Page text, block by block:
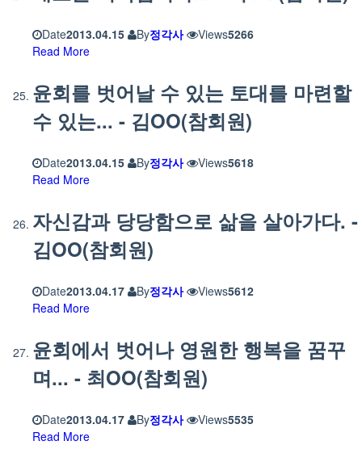
Date2013.04.15 By정각사 Views5266
Read More
윤회를 벗어날 수 있는 토대를 마련할
수 있는... - 김OO(참회원)
Date2013.04.15 By정각사 Views5618
Read More
자신감과 당당함으로 삶을 살아가다. -
김OO(참회원)
Date2013.04.17 By정각사 Views5612
Read More
윤회에서 벗어나 영원한 행복을 꿈꾸
며... - 최OO(참회원)
Date2013.04.17 By정각사 Views5535
Read More